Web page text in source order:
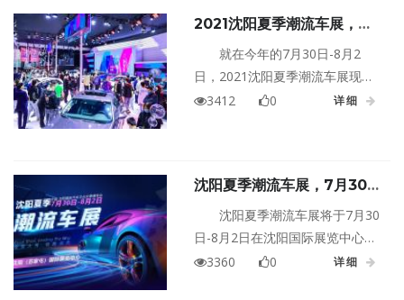
潮流车展的门票是20元一张的！
不过看着大家对车展的热情如此
高涨！所以还是跟领导申请了一
批免费门票，用作福利来赠送给
2021沈阳夏季潮流车展，一
次非凡的体验，一次潮流的碰
撞！
就在今年的7月30日-8月2
日，2021沈阳夏季潮流车展现
场，你就能发现这些闪光片段，
车展颠覆你的固定思维，告诉
你，车展早已不是光卖车的范
畴，它正在化身为一个城市的潮
玩游乐场，实现你对时尚生活的
3412 0 详细
沈阳夏季潮流车展，7月30
日-8月2日沈阳国际展览中
心，“潮”你来袭！
沈阳夏季潮流车展将于7月30
日-8月2日在沈阳国际展览中心举
行。本届车展展期4天，展览面积
3360 0 详细